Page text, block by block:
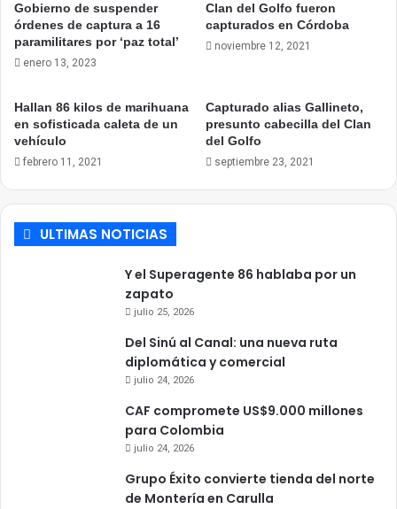
Gobierno de suspender
órdenes de captura a 16
paramilitares por ‘paz total’
enero 13, 2023
Clan del Golfo fueron
capturados en Córdoba
noviembre 12, 2021
Hallan 86 kilos de marihuana
en sofisticada caleta de un
vehículo
febrero 11, 2021
Capturado alias Gallineto,
presunto cabecilla del Clan
del Golfo
septiembre 23, 2021
ULTIMAS NOTICIAS
Y el Superagente 86 hablaba por un
zapato
julio 25, 2026
Del Sinú al Canal: una nueva ruta
diplomática y comercial
julio 24, 2026
CAF compromete US$9.000 millones
para Colombia
julio 24, 2026
Grupo Éxito convierte tienda del norte
de Montería en Carulla